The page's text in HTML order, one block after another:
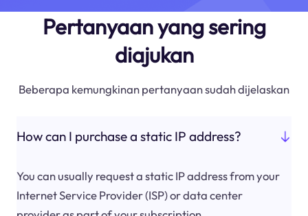
Pertanyaan yang sering
diajukan
Beberapa kemungkinan pertanyaan sudah dijelaskan
How can I purchase a static IP address?
You can usually request a static IP address from your
Internet Service Provider (ISP) or data center